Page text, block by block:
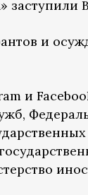
заступили
и
и